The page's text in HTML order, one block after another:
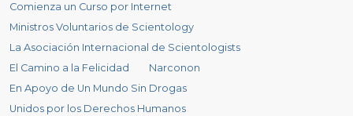
Comienza un Curso por Internet
Ministros Voluntarios de Scientology
La Asociación Internacional de Scientologists
El Camino a la Felicidad
Narconon
En Apoyo de Un Mundo Sin Drogas
Unidos por los Derechos Humanos